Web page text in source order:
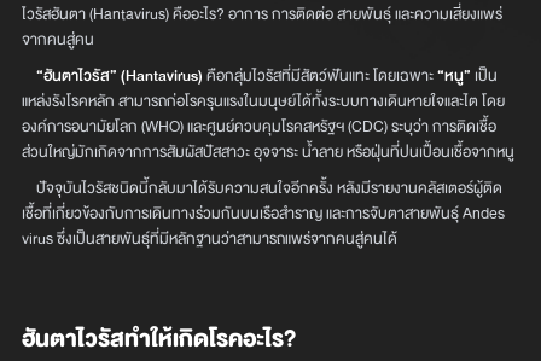
ไวรัสฮันตา (Hantavirus) คืออะไร? อาการ การติดต่อ สายพันธุ์ และความเสี่ยงแพร่
จากคนสู่คน
“ฮันตาไวรัส” (Hantavirus)คือกลุ่มไวรัสที่มีสัตว์ฟันแทะ โดยเฉพาะ“หนู” เป็น
แหล่งรังโรคหลัก สามารถก่อโรครุนแรงในมนุษย์ได้ทั้งระบบทางเดินหายใจและไต โดย
องค์การอนามัยโลก (WHO) และศูนย์ควบคุมโรคสหรัฐฯ (CDC) ระบุว่า การติดเชื้อ
ส่วนใหญ่มักเกิดจากการสัมผัสปัสสาวะ อุจจาระ น้ำลาย หรือฝุ่นที่ปนเปื้อนเชื้อจากหนู
ปัจจุบันไวรัสชนิดนี้กลับมาได้รับความสนใจอีกครั้ง หลังมีรายงานคลัสเตอร์ผู้ติด
เชื้อที่เกี่ยวข้องกับการเดินทางร่วมกันบนเรือสำราญ และการจับตาสายพันธุ์ Andes
virus ซึ่งเป็นสายพันธุ์ที่มีหลักฐานว่าสามารถแพร่จากคนสู่คนได้
ฮันตาไวรัสทำให้เกิดโรคอะไร?